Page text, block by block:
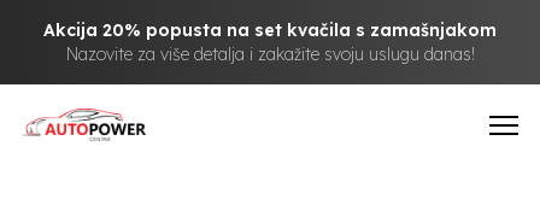
Akcija 20% popusta na set kvačila s zamašnjakom
Nazovite za više detalja i zakažite svoju uslugu danas!